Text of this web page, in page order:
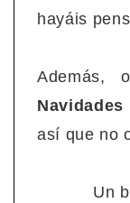
hayáis
Además,
Navidades
así que no
Un